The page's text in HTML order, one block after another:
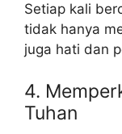
Setiap kali
tidak hanya
juga hati dan
4.
Tuhan